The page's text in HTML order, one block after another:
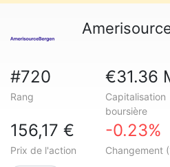
#720
Rang
€31.36
Capitalisation
boursière
156,17 €
Prix de l'action
-0.23%
Changement